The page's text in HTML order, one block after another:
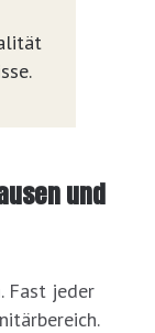
und
Fast jeder